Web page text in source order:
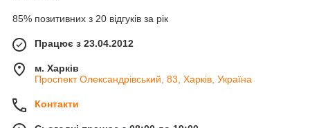
85% позитивних з 20 відгуків за рік
Працює з 23.04.2012
м. Харків
Проспект Олександрівський, 83, Харків, Україна
Контакти